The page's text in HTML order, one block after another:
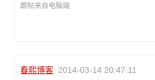
跟帖来自电脑端
春熙博客 2014-03-14 20:47:11